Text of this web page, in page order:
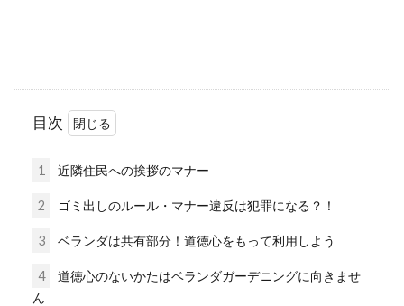
要？書き方はどうする？
アパートで水漏れが起きてしまっ
目次
1 近隣住民への挨拶のマナー
2 ゴミ出しのルール・マナー違反は犯罪になる？！
3 ベランダは共有部分！道徳心をもって利用しよう
4
道徳心のないかたはベランダガーデニングに向きませ
ん